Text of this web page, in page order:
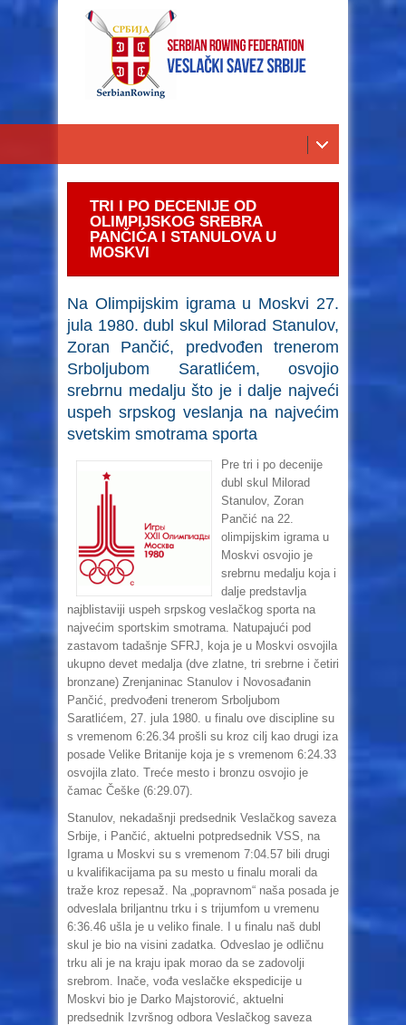
TRI I PO DECENIJE OD
OLIMPIJSKOG SREBRA
PANČIĆA I STANULOVA U
MOSKVI
Na Olimpijskim igrama u Moskvi 27.
jula 1980. dubl skul Milorad Stanulov,
Zoran Pančić, predvođen trenerom
Srboljubom Saratlićem, osvojio
srebrnu medalju što je i dalje najveći
uspeh srpskog veslanja na najvećim
svetskim smotrama sporta
Pre tri i po decenije
dubl skul Milorad
Stanulov, Zoran
Pančić na 22.
olimpijskim igrama u
Moskvi osvojio je
srebrnu medalju koja i
dalje predstavlja
najblistaviji uspeh srpskog veslačkog sporta na
najvećim sportskim smotrama. Natupajući pod
zastavom tadašnje SFRJ, koja je u Moskvi osvojila
ukupno devet medalja (dve zlatne, tri srebrne i četiri
bronzane) Zrenjaninac Stanulov i Novosađanin
Pančić, predvođeni trenerom Srboljubom
Saratlićem, 27. jula 1980. u finalu ove discipline su
s vremenom 6:26.34 prošli su kroz cilj kao drugi iza
posade Velike Britanije koja je s vremenom 6:24.33
osvojila zlato. Treće mesto i bronzu osvojio je
čamac Češke (6:29.07).
Stanulov, nekadašnji predsednik Veslačkog saveza
Srbije, i Pančić, aktuelni potpredsednik VSS, na
Igrama u Moskvi su s vremenom 7:04.57 bili drugi
u kvalifikacijama pa su mesto u finalu morali da
traže kroz repesaž. Na „popravnom“ naša posada je
odveslala briljantnu trku i s trijumfom u vremenu
6:36.46 ušla je u veliko finale. I u finalu naš dubl
skul je bio na visini zadatka. Odveslao je odličnu
trku ali je na kraju ipak morao da se zadovolji
srebrom. Inače, vođa veslačke ekspedicije u
Moskvi bio je Darko Majstorović, aktuelni
predsednik Izvršnog odbora Veslačkog saveza